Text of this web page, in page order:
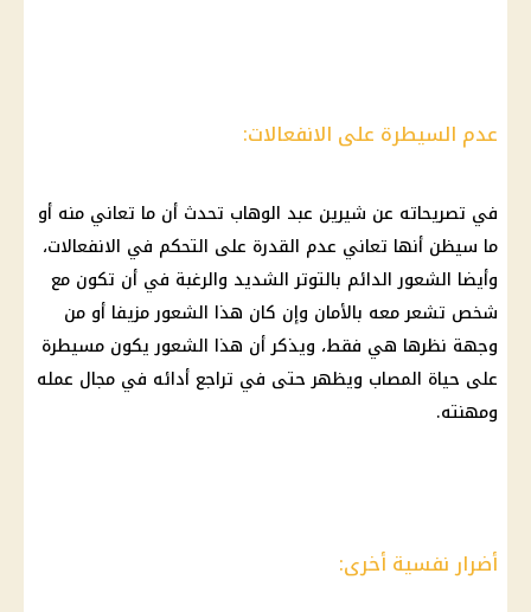
عدم السيطرة على الانفعالات:
في تصريحاته عن شيرين عبد الوهاب تحدث أن ما تعاني منه أو
ما سيظن أنها تعاني عدم القدرة على التحكم في الانفعالات،
وأيضا الشعور الدائم بالتوتر الشديد والرغبة في أن تكون مع
شخص تشعر معه بالأمان وإن كان هذا الشعور مزيفا أو من
وجهة نظرها هي فقط، ويذكر أن هذا الشعور يكون مسيطرة
على حياة المصاب ويظهر حتى في تراجع أدائه في مجال عمله
ومهنته.
أضرار نفسية أخرى: